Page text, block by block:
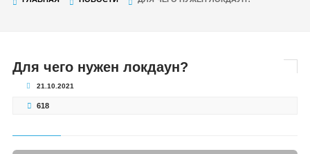
Для чего нужен локдаун?
21.10.2021
618